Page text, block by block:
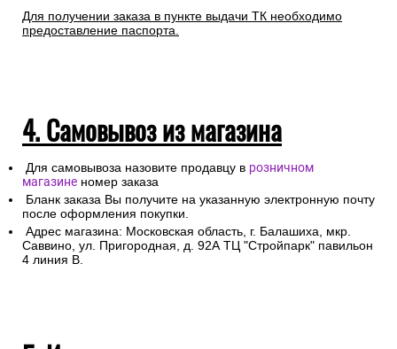
Для получении заказа в пункте выдачи ТК необходимо
предоставление паспорта.
4. Самовывоз из магазина
Для самовывоза назовите продавцу в розничном
магазине номер заказа
Бланк заказа Вы получите на указанную электронную почту
после оформления покупки.
Адрес магазина: Московская область, г. Балашиха, мкр.
Саввино, ул. Пригородная, д. 92А ТЦ "Стройпарк" павильон
4 линия В.